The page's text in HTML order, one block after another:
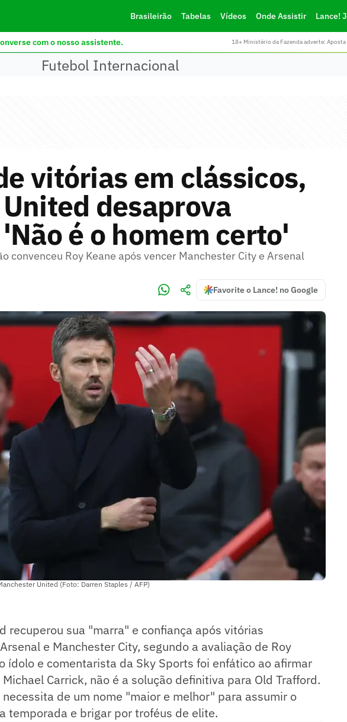
Brasileirão Tabelas Vídeos Onde Assistir Lance!
com o nosso assistente. 18+ Ministério da Fazenda adverte:
Futebol Internacional
vitórias em clássicos,
desaprova
é o homem certo'
convenceu Roy Keane após vencer Manchester City e Arsenal
Favorite o Lance! no Google
United (Foto: Darren Staples / AFP)
recuperou sua "marra" e confiança após vitórias
e Manchester City, segundo a avaliação de Roy
ídolo e comentarista da Sky Sports foi enfático ao afirmar
Carrick, não é a solução definitiva para Old Trafford.
necessita de um nome "maior e melhor" para assumir o
temporada e brigar por troféus de elite.